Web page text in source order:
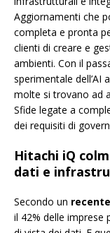
Aggiornamenti che
completa e pronta
clienti di creare e
ambienti. Con il
sperimentale dell’AI
molte si trovano ad
Sfide legate a
dei requisiti di
Hitachi iQ
dati e
Secondo un recente
il 42% delle